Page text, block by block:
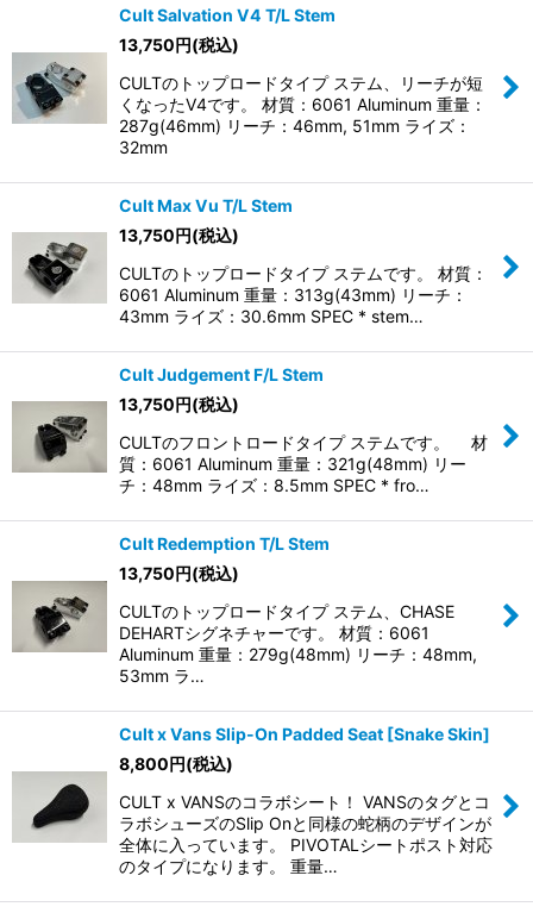
Cult Salvation V4 T/L Stem
13,750円(税込)
CULTのトップロードタイプ ステム、リーチが短
くなったV4です。 材質：6061 Aluminum 重量：
287g(46mm) リーチ：46mm, 51mm ライズ：
32mm
Cult Max Vu T/L Stem
13,750円(税込)
CULTのトップロードタイプ ステムです。 材質：
6061 Aluminum 重量：313g(43mm) リーチ：
43mm ライズ：30.6mm SPEC * stem…
Cult Judgement F/L Stem
13,750円(税込)
CULTのフロントロードタイプ ステムです。 材
質：6061 Aluminum 重量：321g(48mm) リー
チ：48mm ライズ：8.5mm SPEC * fro…
Cult Redemption T/L Stem
13,750円(税込)
CULTのトップロードタイプ ステム、CHASE
DEHARTシグネチャーです。 材質：6061
Aluminum 重量：279g(48mm) リーチ：48mm,
53mm ラ…
Cult x Vans Slip-On Padded Seat [Snake Skin]
8,800円(税込)
CULT x VANSのコラボシート！ VANSのタグとコ
ラボシューズのSlip Onと同様の蛇柄のデザインが
全体に入っています。 PIVOTALシートポスト対応
のタイプになります。 重量…